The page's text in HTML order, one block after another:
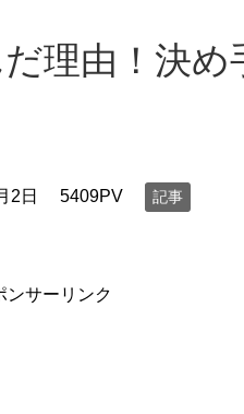
理由！決め
2日 5409PV 記事
ンサーリンク